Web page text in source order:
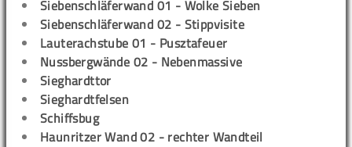
Siebenschläferwand 01 - Wolke Sieben
Siebenschläferwand 02 - Stippvisite
Lauterachstube 01 - Pusztafeuer
Nussbergwände 02 - Nebenmassive
Sieghardttor
Sieghardtfelsen
Schiffsbug
Haunritzer Wand 02 - rechter Wandteil